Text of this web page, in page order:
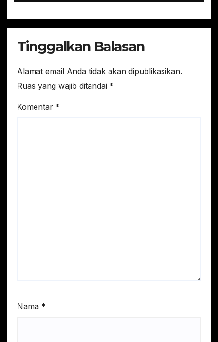
Tinggalkan Balasan
Alamat email Anda tidak akan dipublikasikan.
Ruas yang wajib ditandai *
Komentar *
Nama *